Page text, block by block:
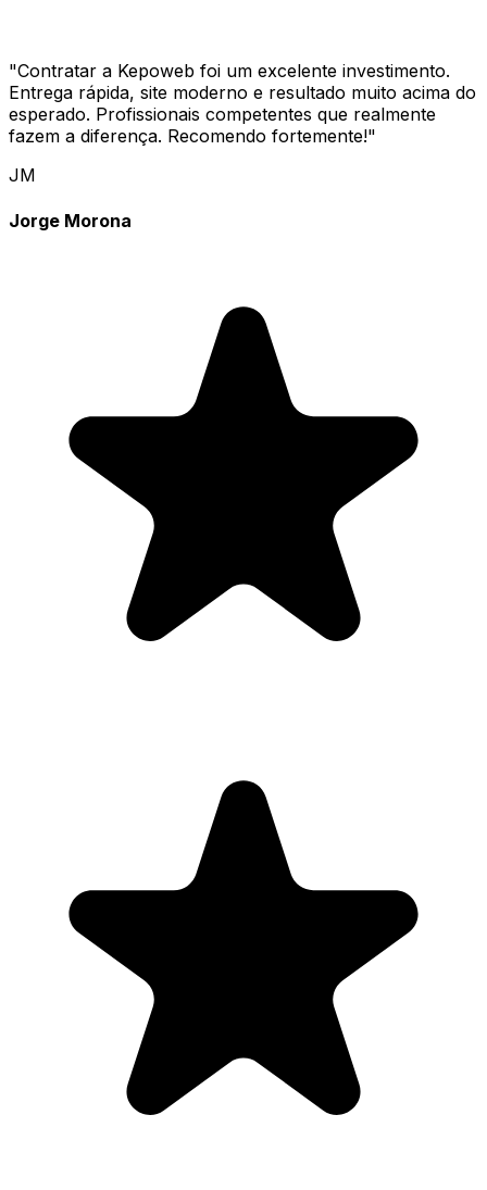
"Contratar a Kepoweb foi um excelente investimento.
Entrega rápida, site moderno e resultado muito acima do
esperado. Profissionais competentes que realmente
fazem a diferença. Recomendo fortemente!"
JM
Jorge Morona